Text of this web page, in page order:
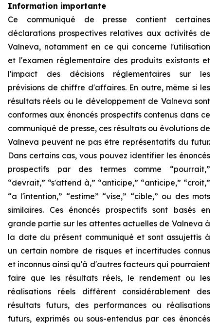
Information importante
Ce communiqué de presse contient certaines
déclarations prospectives relatives aux activités de
Valneva, notamment en ce qui concerne l'utilisation
et l'examen réglementaire des produits existants et
l'impact des décisions réglementaires sur les
prévisions de chiffre d'affaires. En outre, même si les
résultats réels ou le développement de Valneva sont
conformes aux énoncés prospectifs contenus dans ce
communiqué de presse, ces résultats ou évolutions de
Valneva peuvent ne pas être représentatifs du futur.
Dans certains cas, vous pouvez identifier les énoncés
prospectifs par des termes comme “pourrait,”
“devrait,” “s'attend à,” “anticipe,” “anticipe,” “croit,”
“a l'intention,” “estime” “vise,” “cible,” ou des mots
similaires. Ces énoncés prospectifs sont basés en
grande partie sur les attentes actuelles de Valneva à
la date du présent communiqué et sont assujettis à
un certain nombre de risques et incertitudes connus
et inconnus ainsi qu'à d'autres facteurs qui pourraient
faire que les résultats réels, le rendement ou les
réalisations réels diffèrent considérablement des
résultats futurs, des performances ou réalisations
futurs, exprimés ou sous-entendus par ces énoncés